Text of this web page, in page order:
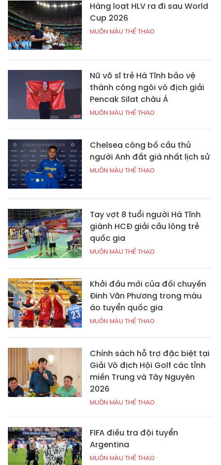
Hàng loạt HLV ra đi sau World
Cup 2026
MUÔN MÀU THỂ THAO
Nữ võ sĩ trẻ Hà Tĩnh bảo vệ
thành công ngôi vô địch giải
Pencak Silat châu Á
MUÔN MÀU THỂ THAO
Chelsea công bố cầu thủ
người Anh đắt giá nhất lịch sử
MUÔN MÀU THỂ THAO
Tay vợt 8 tuổi người Hà Tĩnh
giành HCĐ giải cầu lông trẻ
quốc gia
MUÔN MÀU THỂ THAO
Khởi đầu mới của đối chuyền
Đinh Văn Phương trong màu
áo tuyển quốc gia
MUÔN MÀU THỂ THAO
Chính sách hỗ trợ đặc biệt tại
Giải Vô địch Hội Golf các tỉnh
miền Trung và Tây Nguyên
2026
MUÔN MÀU THỂ THAO
FIFA điều tra đội tuyển
Argentina
MUÔN MÀU THỂ THAO